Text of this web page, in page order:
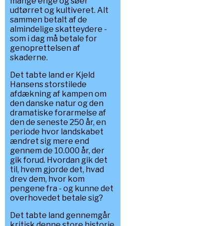
udtørret og kultiveret. Alt
sammen betalt af de
almindelige skatteydere -
som i dag må betale for
genoprettelsen af
skaderne.
Det tabte land er Kjeld
Hansens storstilede
afdækning af kampen om
den danske natur og den
dramatiske forarmelse af
den de seneste 250 år, en
periode hvor landskabet
ændret sig mere end
gennem de 10.000 år, der
gik forud. Hvordan gik det
til, hvem gjorde det, hvad
drev dem, hvor kom
pengene fra - og kunne det
overhovedet betale sig?
Det tabte land gennemgår